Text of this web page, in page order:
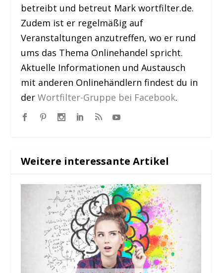
betreibt und betreut Mark wortfilter.de.
Zudem ist er regelmäßig auf
Veranstaltungen anzutreffen, wo er rund
ums das Thema Onlinehandel spricht.
Aktuelle Informationen und Austausch
mit anderen Onlinehändlern findest du in
derWortfilter-Gruppe bei Facebook.
Weitere interessante Artikel